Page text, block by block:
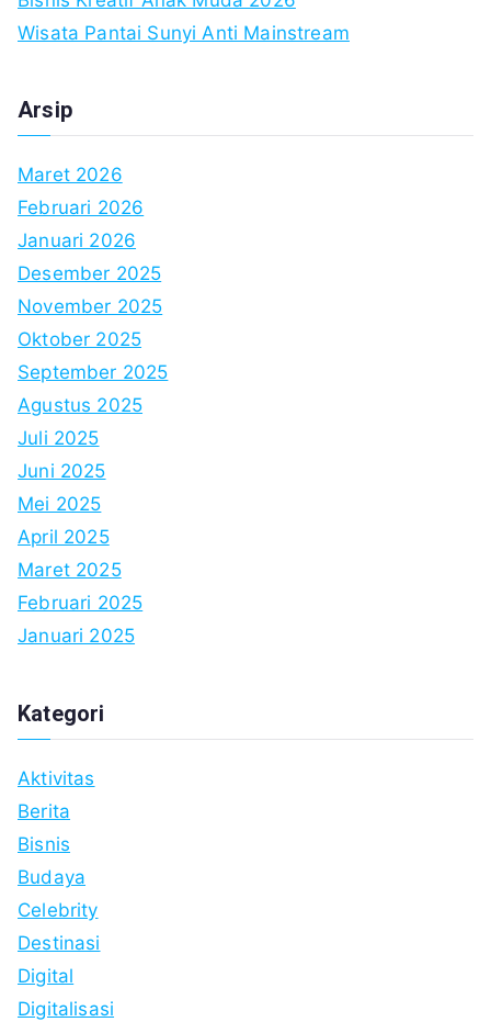
Wisata Pantai Sunyi Anti Mainstream
Arsip
Maret 2026
Februari 2026
Januari 2026
Desember 2025
November 2025
Oktober 2025
September 2025
Agustus 2025
Juli 2025
Juni 2025
Mei 2025
April 2025
Maret 2025
Februari 2025
Januari 2025
Kategori
Aktivitas
Berita
Bisnis
Budaya
Celebrity
Destinasi
Digital
Digitalisasi